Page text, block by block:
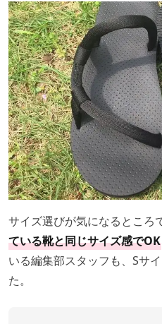
サイズ選びが気になるところ
ている靴と同じサイズ感でOK
いる編集部スタッフも、Sサ
た。